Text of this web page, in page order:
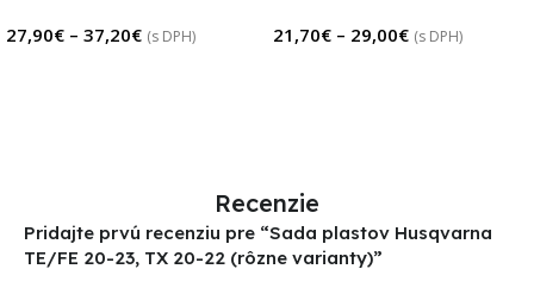
27,90€ – 37,20€ (s DPH)
21,70€ – 29,00€ (s DPH)
Recenzie
Pridajte prvú recenziu pre “Sada plastov Husqvarna
TE/FE 20-23, TX 20-22 (rôzne varianty)”